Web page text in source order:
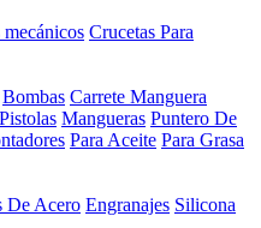
Crucetas Para
Bombas Carrete Manguera
Pistolas Mangueras Puntero De
Para Aceite Para Grasa
De Acero Engranajes Silicona